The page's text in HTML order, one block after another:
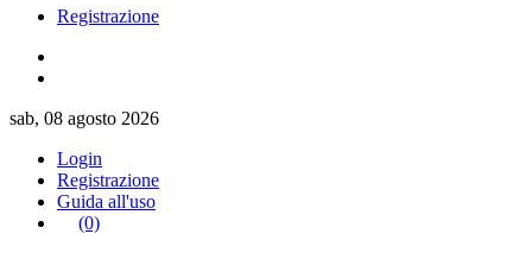
Registrazione
sab, 08 agosto 2026
Login
Registrazione
Guida all'uso
(0)